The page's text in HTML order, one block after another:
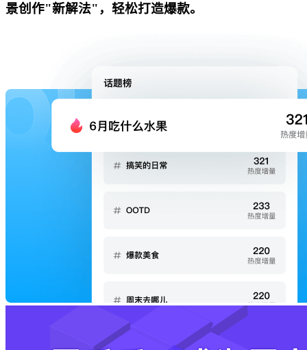
景创作"新解法"，轻松打造爆款。